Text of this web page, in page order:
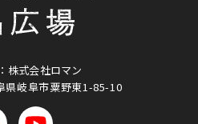
株式会社ロマン
県岐阜市粟野東1-85-10